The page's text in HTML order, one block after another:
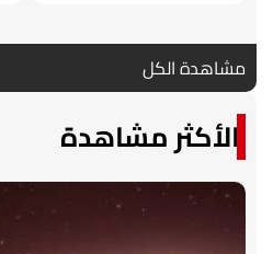
مشاهدة الكل
الأكثر مشاهدة